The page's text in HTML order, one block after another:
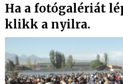
Ha a fotógalériát
klikk a nyilra.